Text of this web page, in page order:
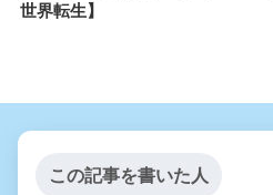
世界転生】
この記事を書いた人